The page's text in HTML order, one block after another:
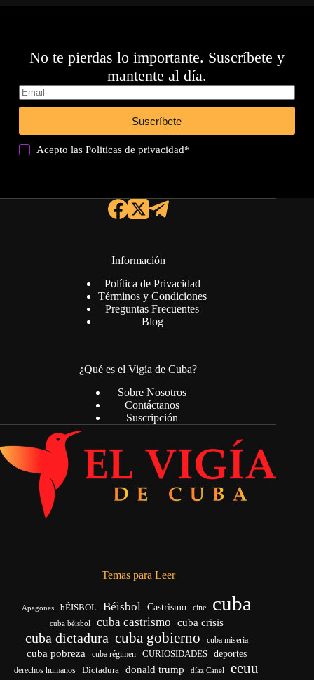
No te pierdas lo importante. Suscríbete y
mantente al día.
Suscríbete
Acepto lasPoliticas de privacidad*
Información
Política de Privacidad
Términos y Condiciones
Preguntas Frecuentes
Blog
¿Qué es el Vigía de Cuba?
Sobre Nosotros
Contáctanos
Suscripción
Temas para Leer
Apagones bÉISBOL Béisbol Castrismo cine cuba
cuba béisbol cuba castrismo cuba crisis
cuba dictadura cuba gobierno cuba miseria
cuba pobreza cuba régimen CURIOSIDADES deportes
derechos humanos Dictadura donald trump díaz Canel eeuu